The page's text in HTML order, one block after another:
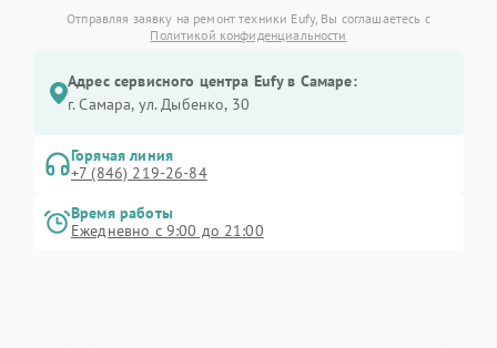
Отправляя заявку на ремонт техники Eufy, Вы соглашаетесь с
Политикой конфиденциальности
Адрес сервисного центра Eufy в Самаре:
г. Самара, ул. Дыбенко, 30
Горячая линия
+7 (846) 219-26-84
Время работы
Ежедневно с 9:00 до 21:00